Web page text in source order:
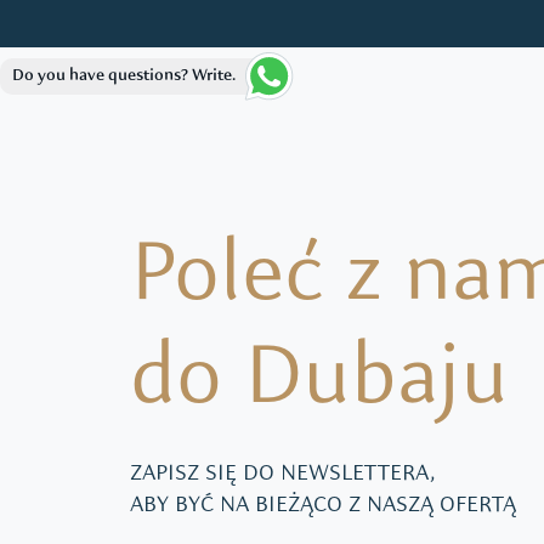
Do you have questions? Write.
Poleć z
do Dubaju
ZAPISZ SIĘ DO NEWSLETTERA,
ABY BYĆ NA BIEŻĄCO Z NASZĄ OFERTĄ